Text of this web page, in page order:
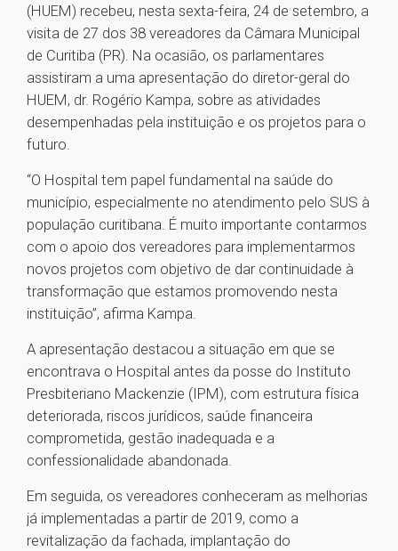
(HUEM) recebeu, nesta sexta-feira, 24 de setembro, a
visita de 27 dos 38 vereadores da Câmara Municipal
de Curitiba (PR). Na ocasião, os parlamentares
assistiram a uma apresentação do diretor-geral do
HUEM, dr. Rogério Kampa, sobre as atividades
desempenhadas pela instituição e os projetos para o
futuro.
“O Hospital tem papel fundamental na saúde do
município, especialmente no atendimento pelo SUS à
população curitibana. É muito importante contarmos
com o apoio dos vereadores para implementarmos
novos projetos com objetivo de dar continuidade à
transformação que estamos promovendo nesta
instituição”, afirma Kampa.
A apresentação destacou a situação em que se
encontrava o Hospital antes da posse do Instituto
Presbiteriano Mackenzie (IPM), com estrutura física
deteriorada, riscos jurídicos, saúde financeira
comprometida, gestão inadequada e a
confessionalidade abandonada.
Em seguida, os vereadores conheceram as melhorias
já implementadas a partir de 2019, como a
revitalização da fachada, implantação do